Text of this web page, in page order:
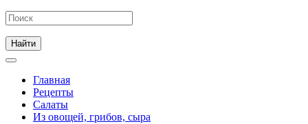
Главная
Рецепты
Салаты
Из овощей, грибов, сыра